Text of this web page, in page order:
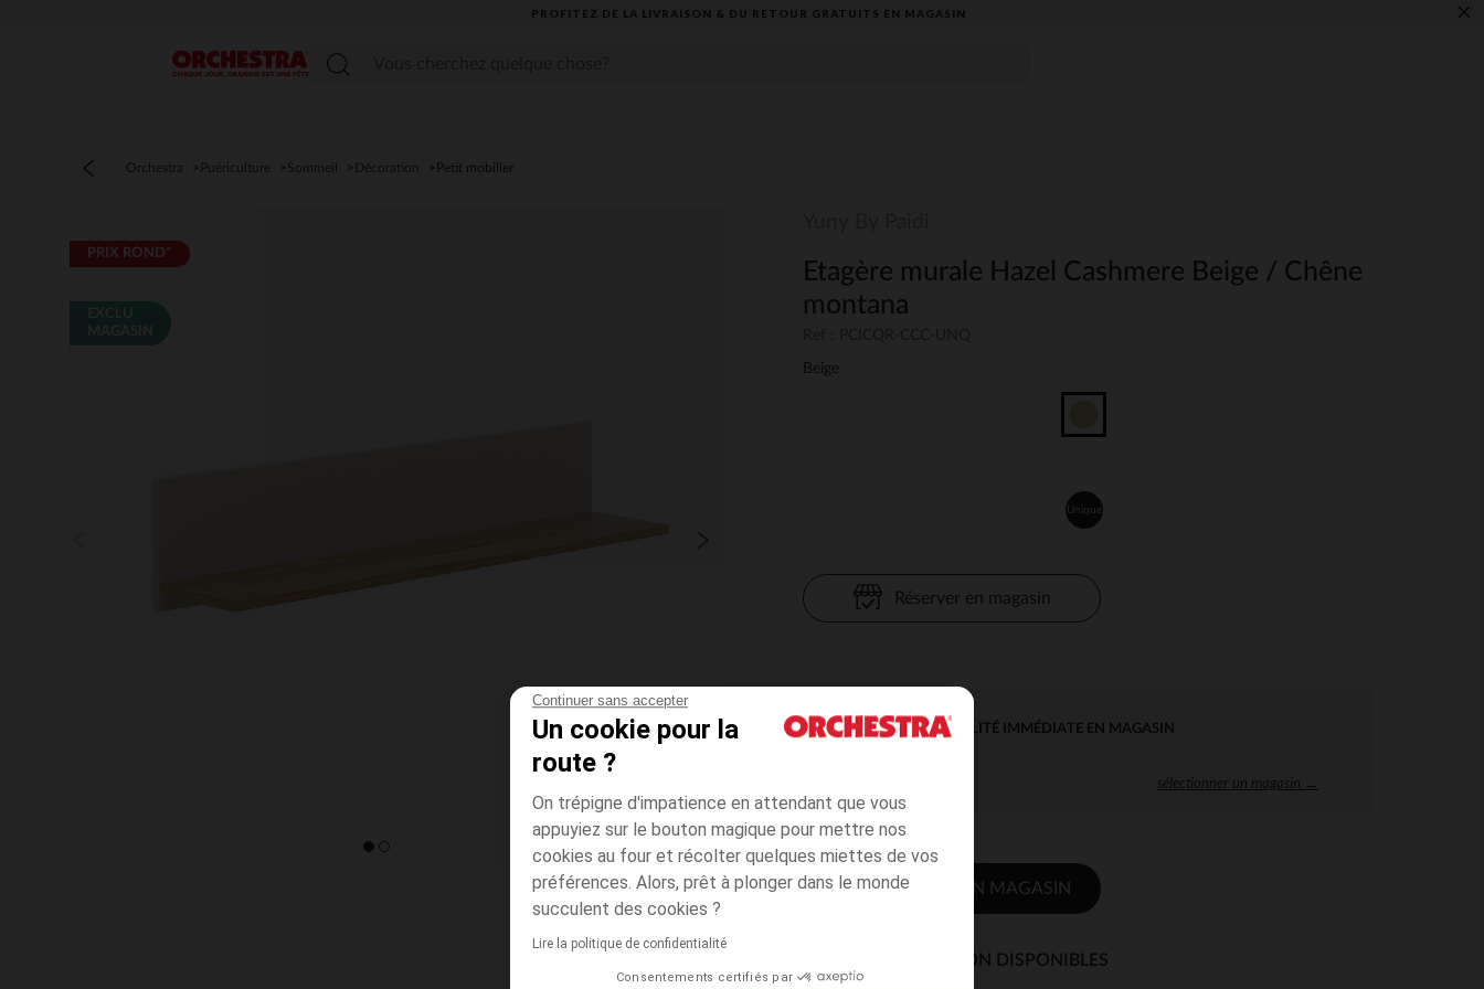
Continuer sans accepter
Un cookie pour la
route ?
On trépigne d'impatience en attendant que vous
appuyiez sur le bouton magique pour mettre nos
cookies au four et récolter quelques miettes de vos
préférences. Alors, prêt à plonger dans le monde
succulent des cookies ?
Lire la politique de confidentialité
Consentements certifiés par
PROFITEZ DE LA LIVRAISON & DU RETOUR GRATUITS EN MAGASIN​ ×
Menu
Orchestra Puériculture Sommeil Décoration Petit mobilier
PRIX ROND*
EXCLU
MAGASIN
Etagère murale Hazel Cashmere Beige / Chêne
montana
Beige
Unique
Réserver en magasin
DISPONIBILITÉ IMMÉDIATE EN MAGASIN
sélectionner un magasin →
CONTACTER MON MAGASIN
MODES DE LIVRAISON DISPONIBLES